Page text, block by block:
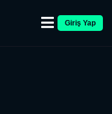
Giriş Yap